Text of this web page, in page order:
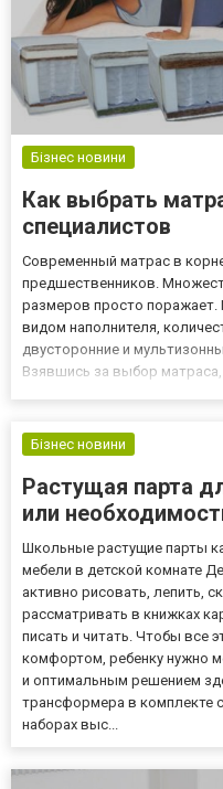
Бізнес новини
Как выбрать
специалистов
Современный матрас в
предшественников.
размеров просто поражает.
видом наполнителя,
двусторонние и
Взявшись за выбор
на что следует обратит...
Бізнес новини
Растущая парта
или
Школьные растущие парты
мебели в детской комнате
активно рисовать, лепить,
рассматривать в книжках
писать и читать. Чтобы все
комфортом, ребенку нужно
и оптимальным решением
трансформера в комплекте
наборах выс...